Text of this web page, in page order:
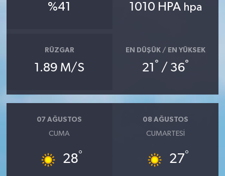
%41 1010 HPA hpa
RÜZGAR
1.89 M/S
EN DÜŞÜK / EN YÜKSEK
21 ° / 36°
07 AĞUSTOS
CUMA
28°
08 AĞUSTOS
CUMARTESI
27°